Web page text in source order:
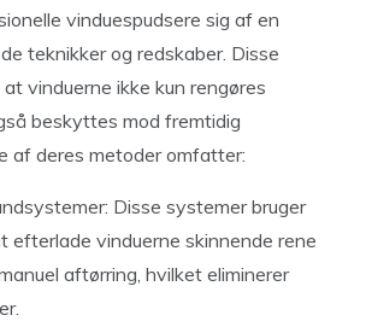
vinduespudsere sig af en
teknikker og redskaber. Disse
vinduerne ikke kun rengøres
beskyttes mod fremtidig
af deres metoder omfatter:
Disse systemer bruger
efterlade vinduerne skinnende rene
aftørring, hvilket eliminerer